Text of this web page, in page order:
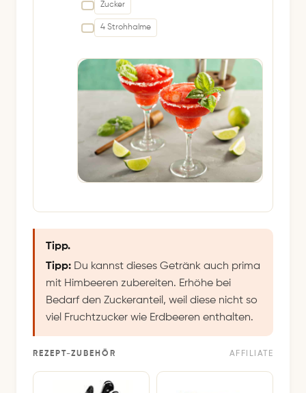
Zucker
4 Strohhalme
Tipp.
Tipp: Du kannst dieses Getränk auch prima
mit Himbeeren zubereiten. Erhöhe bei
Bedarf den Zuckeranteil, weil diese nicht so
viel Fruchtzucker wie Erdbeeren enthalten.
REZEPT-ZUBEHÖR AFFILIATE